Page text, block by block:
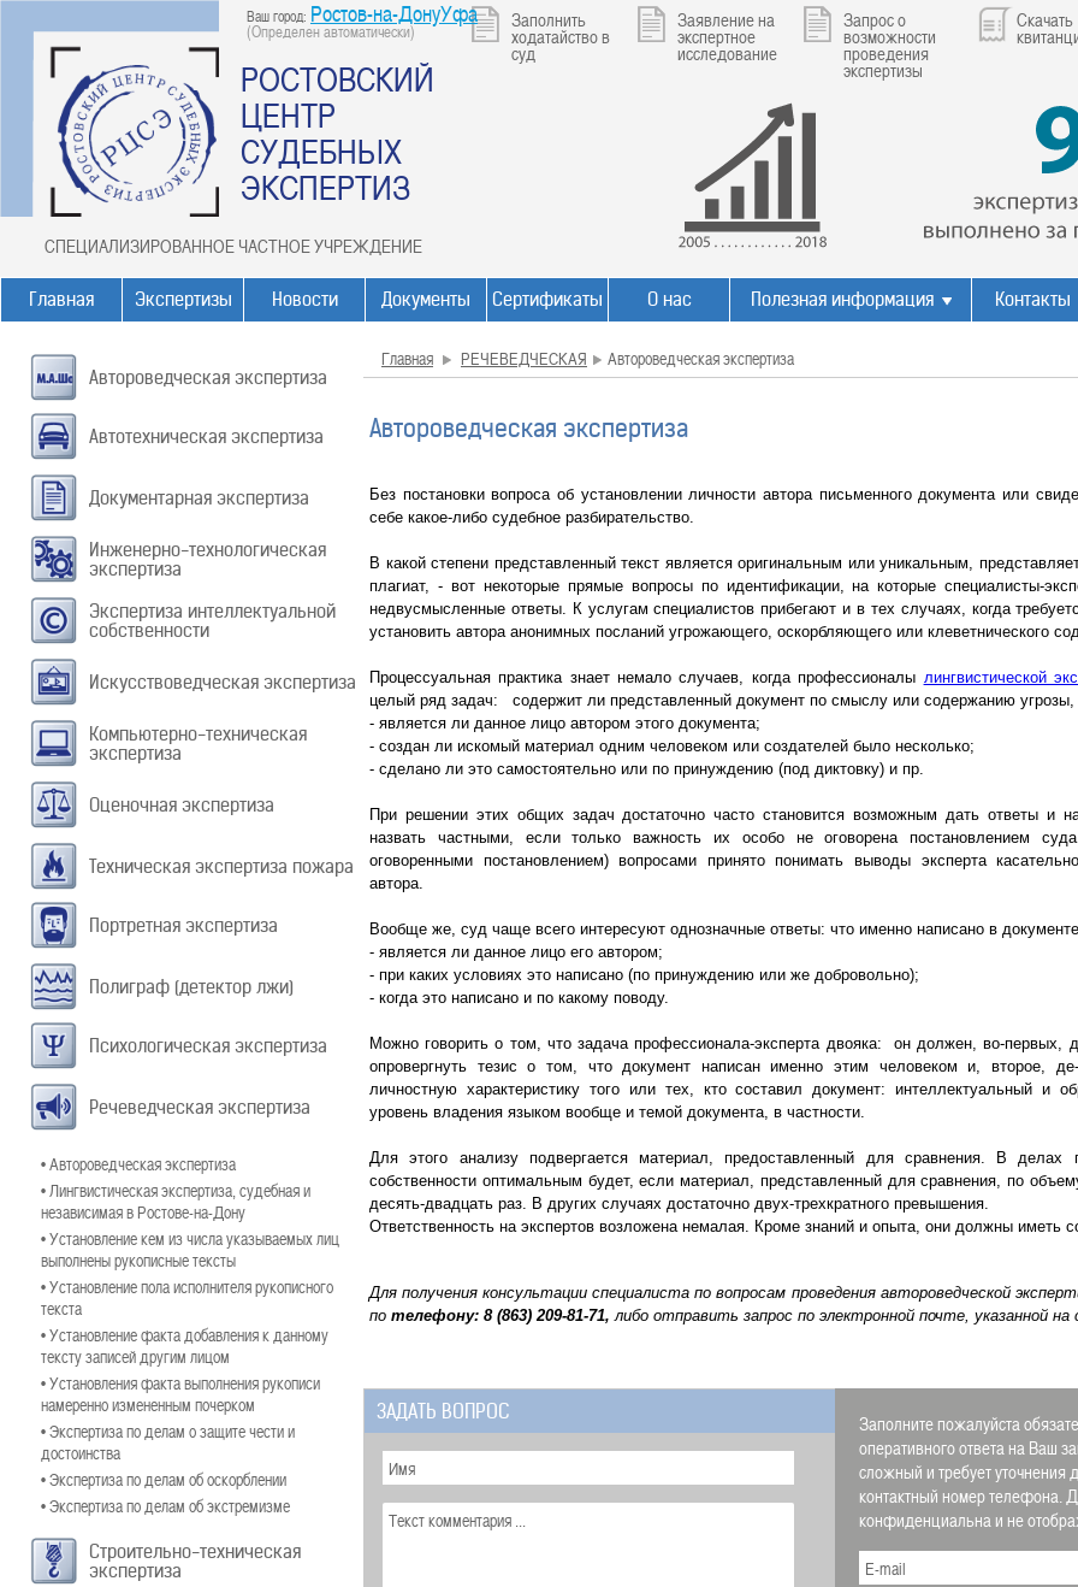
Ваш город: Ростов-на-ДонуУфа
(Определен автоматически)
РОСТОВСКИЙ
ЦЕНТР
СУДЕБНЫХ
ЭКСПЕРТИЗ
СПЕЦИАЛИЗИРОВАННОЕ ЧАСТНОЕ УЧРЕЖДЕНИЕ
Заполнить
ходатайство в
суд
Заявление на
экспертное
исследование
Запрос о
возможности
проведения
экспертизы
Скачать
Главная Экспертизы Новости Документы Сертификаты О нас Полезная информация Контакты
Автороведческая экспертиза
Автотехническая экспертиза
Документарная экспертиза
Инженерно-технологическая
экспертиза
Экспертиза интеллектуальной
собственности
Искусствоведческая экспертиза
Компьютерно-техническая
экспертиза
Оценочная экспертиза
Техническая экспертиза пожара
Портретная экспертиза
Полиграф (детектор лжи)
Психологическая экспертиза
Речеведческая экспертиза
• Автороведческая экспертиза
• Лингвистическая экспертиза, судебная и
независимая в Ростове-на-Дону
• Установление кем из числа указываемых лиц
выполнены рукописные тексты
• Установление пола исполнителя рукописного
текста
• Установление факта добавления к данному
тексту записей другим лицом
• Установления факта выполнения рукописи
намеренно измененным почерком
• Экспертиза по делам о защите чести и
достоинства
• Экспертиза по делам об оскорблении
• Экспертиза по делам об экстремизме
Строительно-техническая
экспертиза
Главная РЕЧЕВЕДЧЕСКАЯ Автороведческая экспертиза
Автороведческая экспертиза
Без постановки вопроса об установлении личности автора письменного документа или
себе какое-либо судебное разбирательство.
В какой степени представленный текст является оригинальным или уникальным,
плагиат, - вот некоторые прямые вопросы по идентификации, на которые специалисты-
недвусмысленные ответы. К услугам специалистов прибегают и в тех случаях, когда
установить автора анонимных посланий угрожающего, оскорбляющего или клеветнического
Процессуальная практика знает немало случаев, когда профессионалы лингвистической
целый ряд задач: содержит ли представленный документ по смыслу или содержанию угрозы,
- является ли данное лицо автором этого документа;
- создан ли искомый материал одним человеком или создателей было несколько;
- сделано ли это самостоятельно или по принуждению (под диктовку) и пр.
При решении этих общих задач достаточно часто становится возможным дать ответы и
назвать частными, если только важность их особо не оговорена постановлением
оговоренными постановлением) вопросами принято понимать выводы эксперта
автора.
Вообще же, суд чаще всего интересуют однозначные ответы: что именно написано в
- является ли данное лицо его автором;
- при каких условиях это написано (по принуждению или же добровольно);
- когда это написано и по какому поводу.
Можно говорить о том, что задача профессионала-эксперта двояка: он должен, во-первых,
опровергнуть тезис о том, что документ написан именно этим человеком и, второе,
личностную характеристику того или тех, кто составил документ: интеллектуальный и
уровень владения языком вообще и темой документа, в частности.
Для этого анализу подвергается материал, предоставленный для сравнения. В делах
собственности оптимальным будет, если материал, представленный для сравнения, по
десять-двадцать раз. В других случаях достаточно двух-трехкратного превышения.
Ответственность на экспертов возложена немалая. Кроме знаний и опыта, они должны иметь
Для получения консультации специалиста по вопросам проведения автороведческой
по телефону: 8 (863) 209-81-71, либо отправить запрос по электронной почте, указанной на
ЗАДАТЬ ВОПРОС
Заполните пожалуйста
оперативного ответа на Ваш
сложный и требует уточнения
контактный номер телефона.
конфиденциальна и не